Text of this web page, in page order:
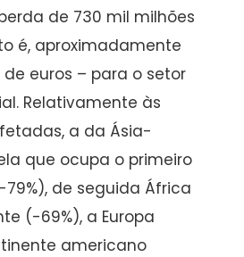
de 730 mil milhões
é, aproximadamente
de euros – para o setor
Relativamente às
a da Ásia-
que ocupa o primeiro
de seguida África
(-69%), a Europa
americano